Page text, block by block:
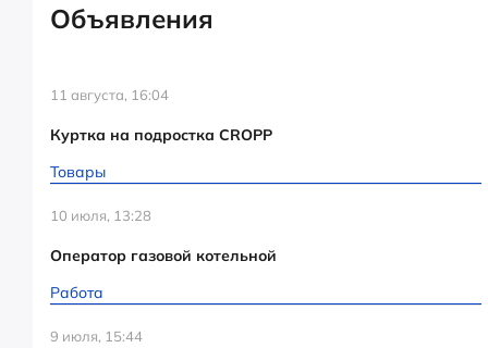
Объявления
11 августа, 16:04
Куртка на подростка CROPP
Товары
10 июля, 13:28
Оператор газовой котельной
Работа
9 июля, 15:44